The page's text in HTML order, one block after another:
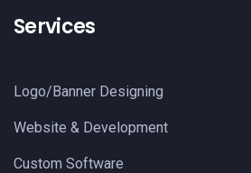
Services
Logo/Banner Designing
Website & Development
Custom Software